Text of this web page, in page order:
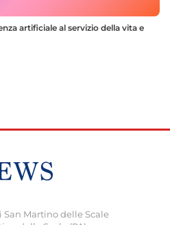
artificiale al servizio della vita e
Martino delle Scale